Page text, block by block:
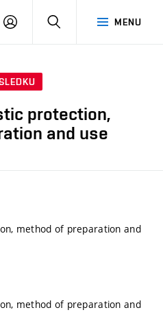
MENU
PŘIHLÁSIT
protection,
and use
method of preparation and
method of preparation and